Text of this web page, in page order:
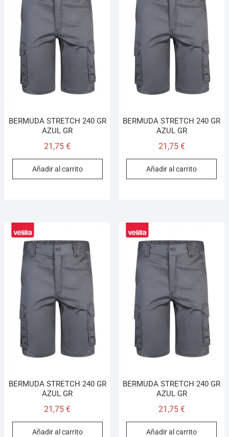
BERMUDA STRETCH 240 GR
AZUL GR
21,75€
Añadir al carrito
BERMUDA STRETCH 240 GR
AZUL GR
21,75 €
Añadir al carrito
BERMUDA STRETCH 240 GR
AZUL GR
21,75€
Añadir al carrito
BERMUDA STRETCH 240 GR
AZUL GR
21,75 €
Añadir al carrito